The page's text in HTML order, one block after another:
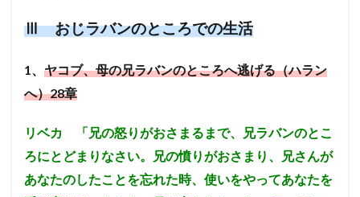
Ⅲ おじラバンのところでの生活
1、 ヤコブ、母の兄ラバンのところへ逃げる（ハラン
へ）28章
リベカ 「兄の怒りがおさまるまで、兄ラバンのとこ
ろにとどまりなさい。兄の憤りがおさまり、兄さんが
あなたのしたことを忘れた時、使いをやってあなたを